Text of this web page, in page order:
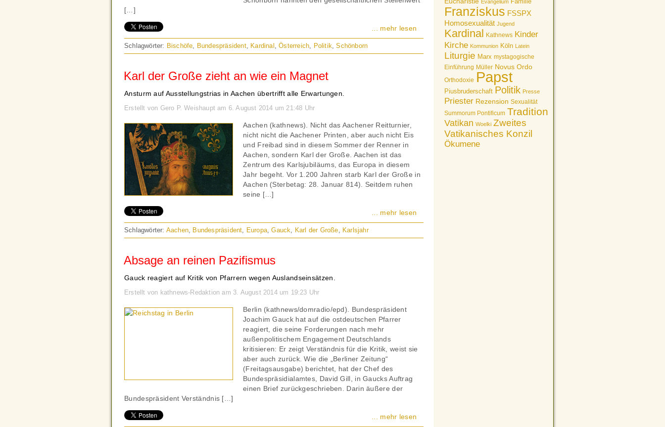
Evangelium
Franziskus FSSPX
Homosexualität Jugend
Kardinal Kathnews Kinder
Kirche Kommunion Köln Latein
Liturgie Marx mystagogische
Einführung Müller Novus Ordo
Orthodoxie Papst
Piusbruderschaft Politik Presse
Priester Rezension Sexualität
Summorum Pontificum Tradition
Vatikan Woelki Zweites
Vatikanisches Konzil
Ökumene
[…]
... mehr lesen
Schlagwörter: Bischöfe, Bundespräsident, Kardinal ,Österreich, Politik,Schönborn
Karl der Große zieht an wie ein Magnet
Ansturm auf Ausstellungstrias in Aachen übertrifft alle Erwartungen.
Erstellt von Gero P. Weishaupt am 6. August 2014 um 21:48 Uhr
Aachen (kathnews). Nicht das Aachener Reitturnier,
nicht nicht die Aachener Printen, aber auch nicht Eis
und Freibad sind in diesem Sommer der Renner in
Aachen, sondern Karl der Große. Aachen ist das
Zentrum des Karlsjubiläums, das Europa in diesem
Jahr begeht. Vor 1.200 Jahren starb Karl der Große in
Aachen (Sterbetag: 28. Januar 814). Seitdem ruhen
seine […]
... mehr lesen
Schlagwörter: Aachen, Bundespräsident, Europa,Gauck, Karl der Große, Karlsjahr
Absage an reinen Pazifismus
Gauck reagiert auf Kritik von Pfarrern wegen Auslandseinsätzen.
Erstellt von kathnews-Redaktion am 3. August 2014 um 19:23 Uhr
Berlin (kathnews/domradio/epd). Bundespräsident
Joachim Gauck hat auf die ostdeutschen Pfarrer
reagiert, die seine Forderungen nach mehr
außenpolitischem Engagement Deutschlands
kritisieren: Er zeigt Verständnis für die Kritik, weist sie
aber auch zurück. Wie die „Berliner Zeitung“
(Freitagsausgabe) berichtet, hat der Chef des
Bundespräsidialamtes, David Gill, in Gaucks Auftrag
einen Brief zurückgeschrieben. Darin äußere der
Bundespräsident Verständnis […]
... mehr lesen